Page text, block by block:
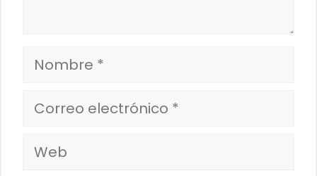
Nombre
Correo
electrónico
Web